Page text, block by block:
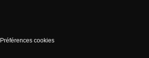
Préférences cookies